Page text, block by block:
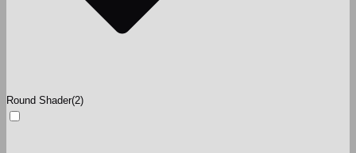
Round Shader(2)